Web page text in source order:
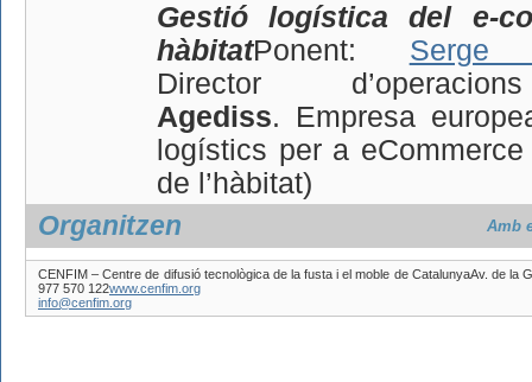
Gestió logística del e-
hàbitatPonent: Serge
Director
Agediss. Empresa
logístics per a
de l’hàbitat)
Organitzen Amb
CENFIM – Centre de difusió tecnològica de la fusta i el moble de CatalunyaAv. de la
977 570 122www.cenfim.org
info@cenfim.org